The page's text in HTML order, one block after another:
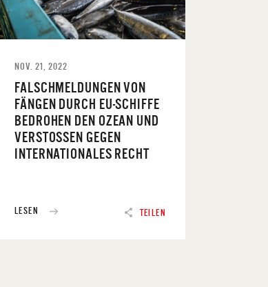
TEILEN
NOV. 21, 2022
FALSCHMELDUNGEN VON
FÄNGEN DURCH EU-SCHIFFE
BEDROHEN DEN OZEAN UND
VERSTOSSEN GEGEN I
NTERNATIONALES RECHT
LESEN